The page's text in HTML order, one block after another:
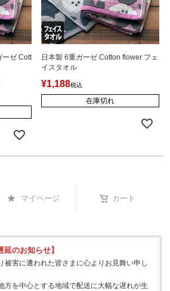
ーゼ Cott
日本製 6重ガーゼ Cotton flower フェ
イスタオル
¥1,188税込
在庫切れ
マイページ カート
延のお知らせ】
被害に遭われた皆さまに心よりお見舞い申し
方を中心とする地域で配送に大幅な遅れが生